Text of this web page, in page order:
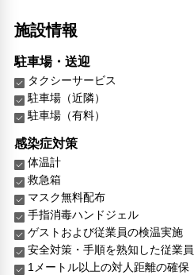
施設情報
駐車場・送迎
タクシーサービス
駐車場（近隣）
駐車場（有料）
感染症対策
体温計
救急箱
マスク無料配布
手指消毒ハンドジェル
ゲストおよび従業員の検温実施
安全対策・手順を熟知した従業員
1メートル以上の対人距離の確保